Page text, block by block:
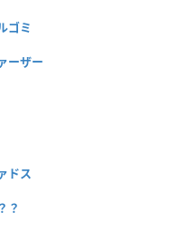
ゴミ
ーザー
ドス
？